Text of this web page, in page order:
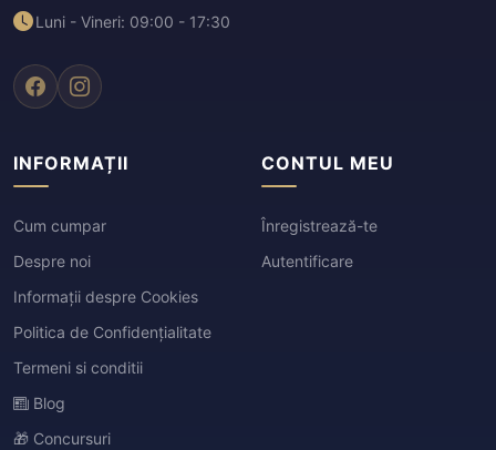
Luni - Vineri: 09:00 - 17:30
INFORMAȚII
Cum cumpar
Despre noi
Informații despre Cookies
Politica de Confidențialitate
Termeni si conditii
Blog
🎁 Concursuri
CONTUL MEU
Înregistrează-te
Autentificare